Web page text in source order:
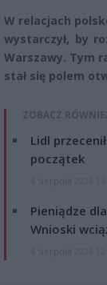
W relacjach
wystarczył, by
Warszawy. Tym
stał się polem
ZOBACZ
Lidl
początek
Pieniądze
Wnioski